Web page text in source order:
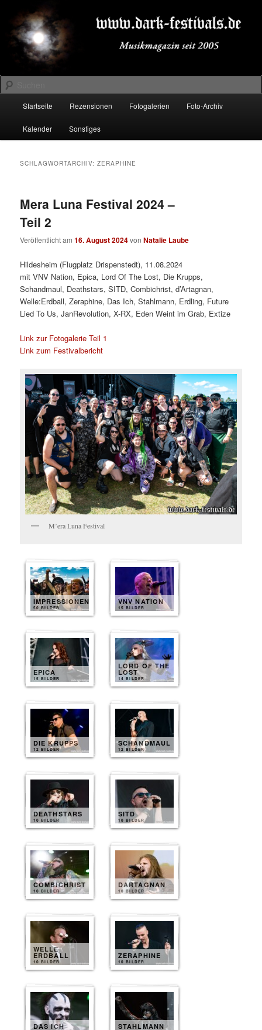
primären
Inhalt
springen
sekundären
Inhalt
springenDARK-FESTIVALS.DE
Suchen
Startseite Rezensionen Fotogalerien Foto-Archiv
Kalender Sonstiges
SCHLAGWORTARCHIV:ZERAPHINE
Mera Luna Festival 2024 –
Teil 2
Veröffentlicht am16. August 2024vonNatalie Laube
Hildesheim (Flugplatz Drispenstedt), 11.08.2024
mit VNV Nation, Epica, Lord Of The Lost, Die Krupps,
Schandmaul, Deathstars, SITD, Combichrist, d’Artagnan,
Welle:Erdball, Zeraphine, Das Ich, Stahlmann, Erdling, Future
Lied To Us, JanRevolution, X-RX, Eden Weint im Grab, Extize
Link zur Fotogalerie Teil 1
Link zum Festivalbericht
M’era Luna Festival
IMPRESSIONEN
50 BILDER
VNV NATION
15 BILDER
EPICA
15 BILDER
LORD OF THE
LOST
14 BILDER
DIE KRUPPS
12 BILDER
SCHANDMAUL
12 BILDER
DEATHSTARS
10 BILDER
SITD
10 BILDER
COMBICHRIST
10 BILDER
DARTAGNAN
10 BILDER
WELLE
ERDBALL
10 BILDER
ZERAPHINE
10 BILDER
DAS ICH STAHLMANN